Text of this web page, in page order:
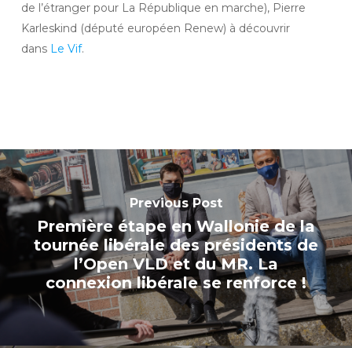
de l’étranger pour La République en marche), Pierre
Karleskind (député européen Renew) à découvrir
dans Le Vif.
Previous Post
Première étape en Wallonie de la
tournée libérale des présidents de
l’Open VLD et du MR. La
connexion libérale se renforce !